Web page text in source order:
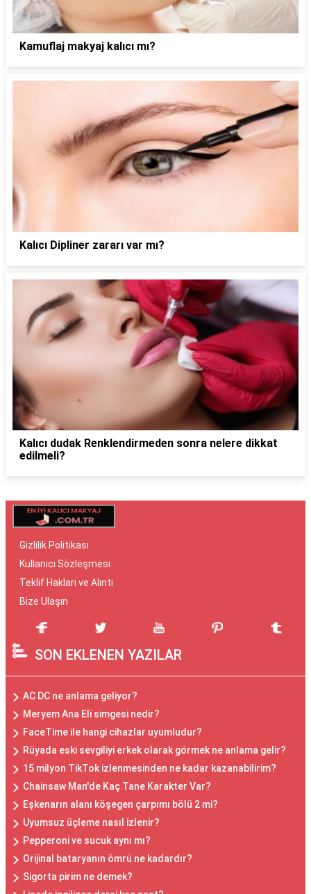
Kamuflaj makyaj kalıcı mı?
Kalıcı Dipliner zararı var mı?
Kalıcı dudak Renklendirmeden sonra nelere dikkat
edilmeli?
Gizlilik Politikası
Kullanıcı Sözleşmesi
Teklif Hakları ve Alıntı
Bize Ulaşın
SON EKLENEN YAZILAR
AC DC ne anlama geliyor?
Meryem Ana Eli simgesi nedir?
FaceTime ile hangi cihazlar uyumludur?
Rüyada eski sevgiliyi erkek olarak görmek ne anlama gelir?
15 milyon TikTok izlenmesinden ne kadar kazanabilirim?
Chainsaw Man'de Kaç Tane Karakter Var?
Eşkenarın alanı köşegen çarpımı bölü 2 mi?
Uyumsuz üçleme nasıl izlenir?
Pepperoni ve sucuk aynı mı?
Orijinal bataryanın ömrü ne kadardır?
Sigorta pirim ne demek?